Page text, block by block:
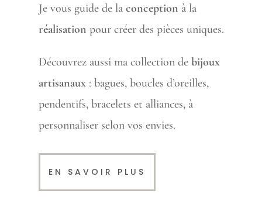
Je vous guide de laconception à la
réalisation pour créer des pièces uniques.
Découvrez aussi ma collection debijoux
artisanaux : bagues, boucles d’oreilles,
pendentifs, bracelets et alliances, à
personnaliser selon vos envies.
EN SAVOIR PLUS